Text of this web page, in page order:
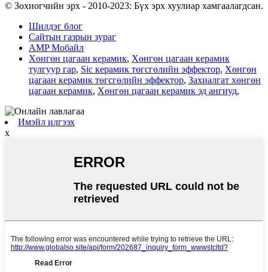
© Зохиогчийн эрх - 2010-2023: Бүх эрх хуулиар хамгаалагдсан.
Шилдэг блог
Сайтын газрын зураг
AMP Мобайл
Хөнгөн цагаан керамик, Хөнгөн цагаан керамик
тулгуур гар, Sic керамик төгсгөлийн эффектор, Хөнгөн
цагаан керамик төгсгөлийн эффектор, Захиалгат хөнгөн
цагаан керамик, Хөнгөн цагаан керамик эд ангиуд,
Имэйл илгээх
x